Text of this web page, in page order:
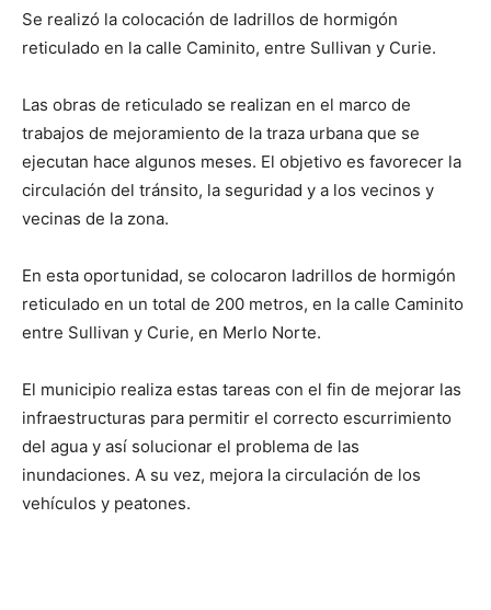
Se realizó la colocación de ladrillos de hormigón
reticulado en la calle Caminito, entre Sullivan y Curie.
Las obras de reticulado se realizan en el marco de
trabajos de mejoramiento de la traza urbana que se
ejecutan hace algunos meses. El objetivo es favorecer la
circulación del tránsito, la seguridad y a los vecinos y
vecinas de la zona.
En esta oportunidad, se colocaron ladrillos de hormigón
reticulado en un total de 200 metros, en la calle Caminito
entre Sullivan y Curie, en Merlo Norte.
El municipio realiza estas tareas con el fin de mejorar las
infraestructuras para permitir el correcto escurrimiento
del agua y así solucionar el problema de las
inundaciones. A su vez, mejora la circulación de los
vehículos y peatones.